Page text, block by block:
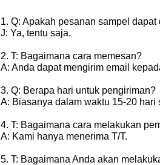
1. Q: Apakah pesanan sampel dapat
J: Ya, tentu saja.
2. T: Bagaimana cara memesan?
A: Anda dapat mengirim email
3. Q: Berapa hari untuk pengiriman?
A: Biasanya dalam waktu 15-20
4. T: Bagaimana cara melakukan
A: Kami hanya menerima T/T.
5. T: Bagaimana Anda akan